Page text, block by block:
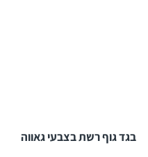
בגד גוף רשת בצבעי גאווה